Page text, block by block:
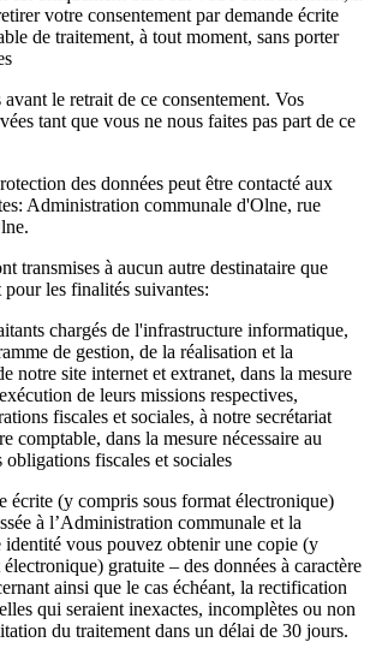
votre consentement par demande écrite
de traitement, à tout moment, sans porter
le retrait de ce consentement. Vos
tant que vous ne nous faites pas part de ce
des données peut être contacté aux
Administration communale d'Olne, rue
transmises à aucun autre destinataire que
pour les finalités suivantes:
chargés de l'infrastructure informatique,
de gestion, de la réalisation et la
notre site internet et extranet, dans la mesure
de leurs missions respectives,
fiscales et sociales, à notre secrétariat
comptable, dans la mesure nécessaire au
obligations fiscales et sociales
écrite (y compris sous format électronique)
à l’Administration communale et la
vous pouvez obtenir une copie (y
gratuite – des données à caractère
ainsi que le cas échéant, la rectification
qui seraient inexactes, incomplètes ou non
du traitement dans un délai de 30 jours.